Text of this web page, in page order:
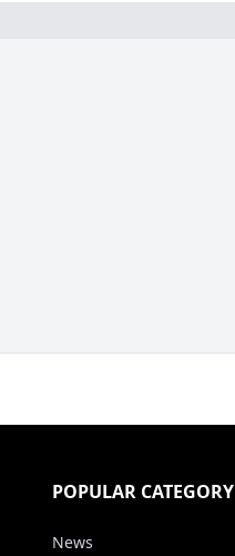
POPULAR CATEGORY
News